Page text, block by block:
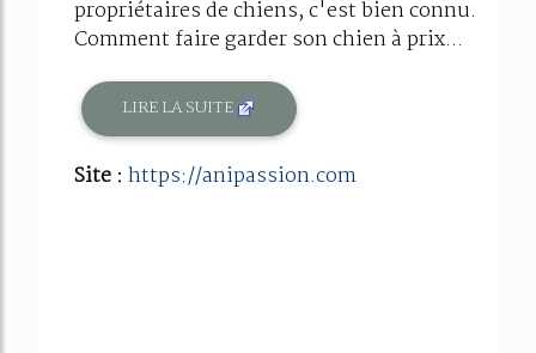
propriétaires de chiens, c'est bien connu.
Comment faire garder son chien à prix...
LIRE LA SUITE
Site : https://anipassion.com